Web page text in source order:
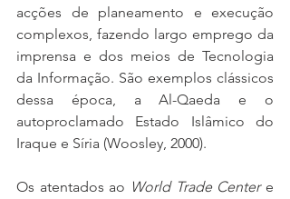
acções de planeamento e execução
complexos, fazendo largo emprego da
imprensa e dos meios de Tecnologia
da Informação. São exemplos clássicos
dessa época, a Al-Qaeda e o
autoproclamado Estado Islâmico do
Iraque e Síria (Woosley, 2000).
Os atentados ao World Trade Center e